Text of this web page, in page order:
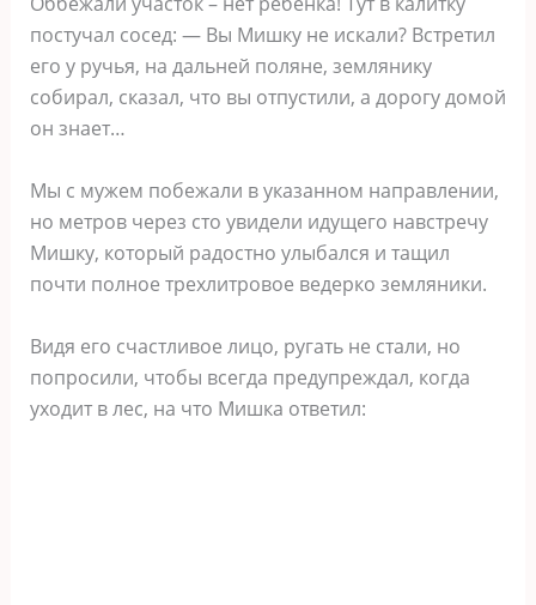
постучал сосед: — Вы Мишку не искали? Встретил
его у ручья, на дальней поляне, землянику
собирал, сказал, что вы отпустили, а дорогу домой
он знает…
Мы с мужем побежали в указанном направлении,
но метров через сто увидели идущего навстречу
Мишку, который радостно улыбался и тащил
почти полное трехлитровое ведерко земляники.
Видя его счастливое лицо, ругать не стали, но
попросили, чтобы всегда предупреждал, когда
уходит в лес, на что Мишка ответил: